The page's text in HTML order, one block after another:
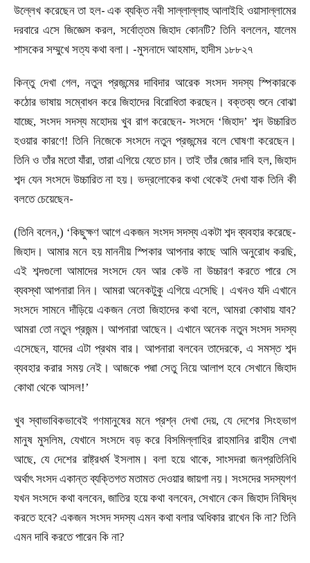
উল্লেখ করেছেন তা হল- এক ব্যক্তি নবী সাল্লাল্লাহু আলাইহি ওয়াসাল্লামের
দরবারে এসে জিজ্ঞেস করল, সর্বোত্তম জিহাদ কোনটি? তিনি বললেন,যালেম
শাসকের সম্মুখে সত্য কথা বলা। -মুসনাদে আহমাদ, হাদীস ১৮৮২৭
কিন্তু দেখা গেল, নতুন প্রজন্মের দাবিদার আরেক সংসদ সদস্য স্পিকারকে
কঠোর ভাষায় সম্বোধন করে জিহাদের বিরোধিতা করছেন। বক্তব্য শুনে বোঝা
যাচ্ছে, সংসদ সদস্য মহোদয় খুব রাগ করেছেন- সংসদে ‘জিহাদ’শব্দ উচ্চারিত
হওয়ার কারণে! তিনি নিজেকে সংসদে নতুন প্রজন্মের বলে ঘোষণা করেছেন।
তিনি ও তাঁর মতো যাঁরা,তারা এগিয়ে যেতে চান। তাই তাঁর জোর দাবি হল,জিহাদ
শব্দ যেন সংসদে উচ্চারিত না হয়। ভদ্রলোকের কথা থেকেই দেখা যাক তিনি কী
বলতে চেয়েছেন-
(তিনি বলেন,) ‘কিছুক্ষণ আগে একজন সংসদ সদস্য একটা শব্দ ব্যবহার করেছে-
জিহাদ। আমার মনে হয় মাননীয় স্পিকার আপনার কাছে আমি অনুরোধ করছি,
এই শব্দগুলো আমাদের সংসদে যেন আর কেউ না উচ্চারণ করতে পারে সে
ব্যবস্থা আপনারা নিন। আমরা অনেকটুকু এগিয়ে এসেছি। এখনও যদি এখানে
সংসদে সামনে দাঁড়িয়ে একজন নেতা জিহাদের কথা বলে, আমরা কোথায় যাব?
আমরা তো নতুন প্রজন্ম। আপনারা আছেন। এখানে অনেক নতুন সংসদ সদস্য
এসেছেন,যাদের এটা প্রথম বার। আপনারা বলবেন তাদেরকে, এ সমস্ত শব্দ
ব্যবহার করার সময় নেই। আজকে পদ্মা সেতু নিয়ে আলাপ হবে সেখানে জিহাদ
কোথা থেকে আসল!’
খুব স্বাভাবিকভাবেই গণমানুষের মনে প্রশ্ন দেখা দেয়, যে দেশের সিংহভাগ
মানুষ মুসলিম, যেখানে সংসদে বড় করে বিসমিল্লাহির রাহমানির রাহীম লেখা
আছে,যে দেশের রাষ্ট্রধর্ম ইসলাম। বলা হয়ে থাকে, সাংসদরা জনপ্রতিনিধি
অর্থাৎ সংসদ একান্ত ব্যক্তিগত মতামত দেওয়ার জায়গা নয়। সংসদের সদস্যগণ
যখন সংসদে কথা বলবেন,জাতির হয়ে কথা বলবেন, সেখানে কেন জিহাদ নিষিদ্ধ
করতে হবে?একজন সংসদ সদস্য এমন কথা বলার অধিকার রাখেন কি না?তিনি
এমন দাবি করতে পারেন কি না?